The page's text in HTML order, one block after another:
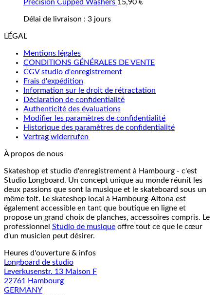
Precision Cupped Washers 15,90 €
Délai de livraison : 3 jours
LÉGAL
Mentions légales
CONDITIONS GÉNÉRALES DE VENTE
CGV studio d'enregistrement
Frais d'expédition
Information sur le droit de rétractation
Déclaration de confidentialité
Authenticité des évaluations
Modifier les paramètres de confidentialité
Historique des paramètres de confidentialité
Vertrag widerrufen
À propos de nous
Skateshop et studio d'enregistrement à Hambourg - c'est
Studio Longboard. Un concept unique au monde réunit les
deux passions que sont la musique et le skateboard sous un
même toit. Le skateshop local à Hambourg-Altona est
également accessible en tant que boutique en ligne et
propose un grand choix de planches, accessoires compris. Le
professionnel Studio de musique offre tout ce que le cœur
d'un musicien peut désirer.
Heures d'ouverture & infos
Longboard de studio
Leverkusenstr. 13 Maison F
22761 Hambourg
GERMANY